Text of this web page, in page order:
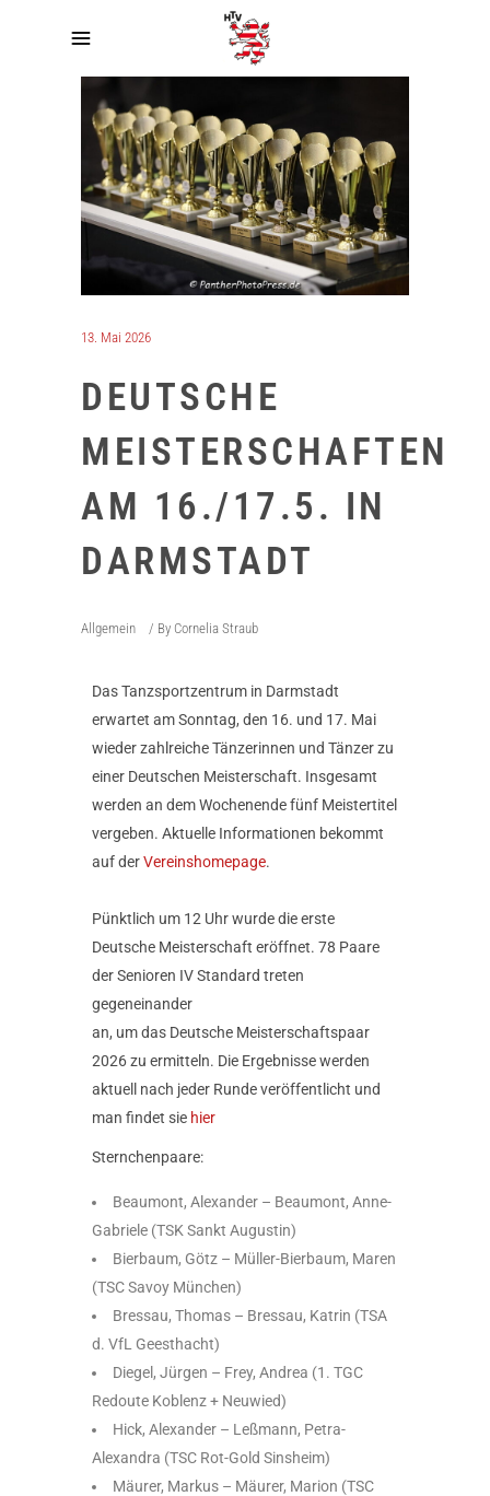
13. Mai 2026
DEUTSCHE
MEISTERSCHAFTEN
AM 16./17.5. IN
DARMSTADT
Allgemein By Cornelia Straub
Das Tanzsportzentrum in Darmstadt
erwartet am Sonntag, den 16. und 17. Mai
wieder zahlreiche Tänzerinnen und Tänzer zu
einer Deutschen Meisterschaft. Insgesamt
werden an dem Wochenende fünf Meistertitel
vergeben. Aktuelle Informationen bekommt
auf derVereinshomepage.
Pünktlich um 12 Uhr wurde die erste
Deutsche Meisterschaft eröffnet. 78 Paare
der Senioren IV Standard treten
gegeneinander
an, um das Deutsche Meisterschaftspaar
2026 zu ermitteln. Die Ergebnisse werden
aktuell nach jeder Runde veröffentlicht und
man findet sie hier
Sternchenpaare:
Beaumont, Alexander – Beaumont, Anne-
Gabriele (TSK Sankt Augustin)
Bierbaum, Götz – Müller-Bierbaum, Maren
(TSC Savoy München)
Bressau, Thomas – Bressau, Katrin (TSA
d. VfL Geesthacht)
Diegel, Jürgen – Frey, Andrea (1. TGC
Redoute Koblenz + Neuwied)
Hick, Alexander – Leßmann, Petra-
Alexandra (TSC Rot-Gold Sinsheim)
Mäurer, Markus – Mäurer, Marion (TSC